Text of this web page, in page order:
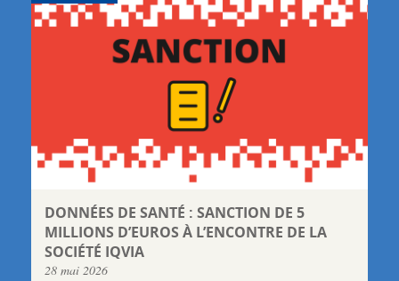
DONNÉES DE SANTÉ : SANCTION DE 5
MILLIONS D’EUROS À L’ENCONTRE DE LA
SOCIÉTÉ IQVIA
28 mai 2026